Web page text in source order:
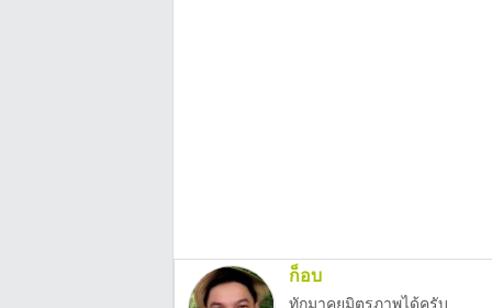
ก็อบ
ทักมาคุยมิตรภาพได้ครับ